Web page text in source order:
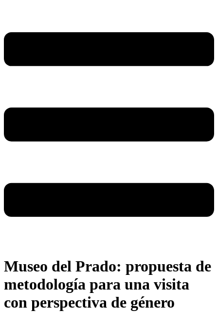
Museo del Prado: propuesta de
metodología para una visita
con perspectiva de género